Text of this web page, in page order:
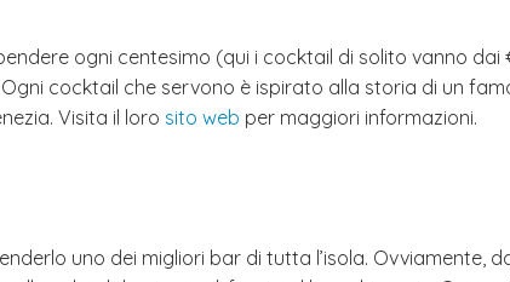
ogni centesimo (qui i cocktail di solito vanno dai
cocktail che servono è ispirato alla storia di un
Visita il loro sito web per maggiori informazioni.
uno dei migliori bar di tutta l’isola. Ovviamente,